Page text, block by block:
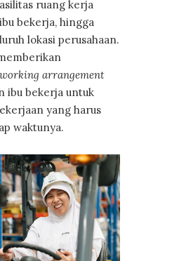
ruang kerja
bekerja, hingga
lokasi perusahaan.
arrangement
ibu bekerja untuk
yang harus
waktunya.